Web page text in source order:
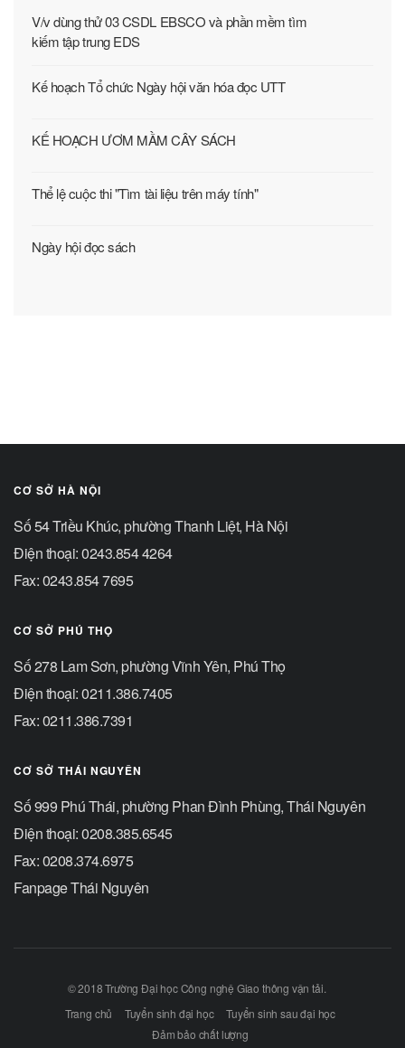
V/v dùng thử 03 CSDL EBSCO và phần mềm tìm
kiếm tập trung EDS
Kế hoạch Tổ chức Ngày hội văn hóa đọc UTT
KẾ HOẠCH ƯƠM MẦM CÂY SÁCH
Thể lệ cuộc thi "Tìm tài liệu trên máy tính"
Ngày hội đọc sách
CƠ SỞ HÀ NỘI
Số 54 Triều Khúc, phường Thanh Liệt, Hà Nội
Điện thoại: 0243.854 4264
Fax: 0243.854 7695
CƠ SỞ PHÚ THỌ
Số 278 Lam Sơn, phường Vĩnh Yên, Phú Thọ
Điện thoại: 0211.386.7405
Fax: 0211.386.7391
CƠ SỞ THÁI NGUYÊN
Số 999 Phú Thái, phường Phan Đình Phùng, Thái Nguyên
Điện thoại: 0208.385.6545
Fax: 0208.374.6975
Fanpage Thái Nguyên
© 2018 Trường Đại học Công nghệ Giao thông vận tải.
Trang chủ
Tuyển sinh đại học
Tuyển sinh sau đại học
Đảm bảo chất lượng